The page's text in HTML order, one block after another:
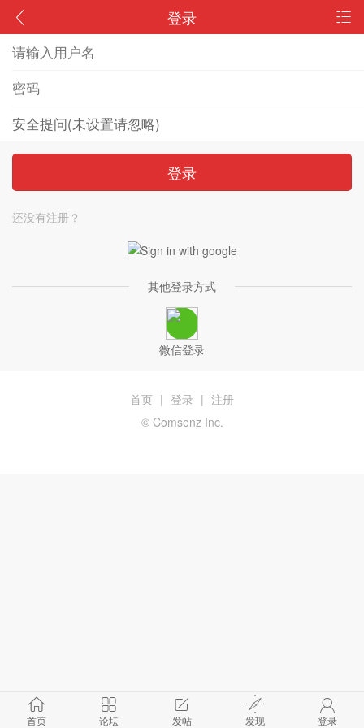
登录
登录
还没有注册？
其他登录方式
微信登录
首页 论坛 发帖 发现 登录
首页 | 登录 | 注册
© Comsenz Inc.